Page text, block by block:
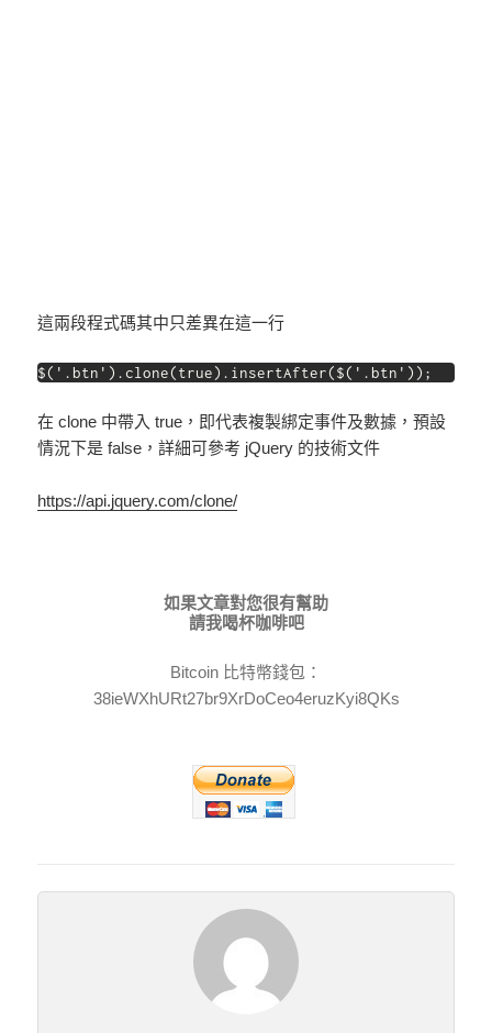
這兩段程式碼其中只差異在這一行
$('.btn').clone(true).insertAfter($('.btn'));
在 clone 中帶入 true，即代表複製綁定事件及數據，預設
情況下是 false，詳細可參考 jQuery 的技術文件
https://api.jquery.com/clone/
如果文章對您很有幫助
請我喝杯咖啡吧
Bitcoin 比特幣錢包：
38ieWXhURt27br9XrDoCeo4eruzKyi8QKs